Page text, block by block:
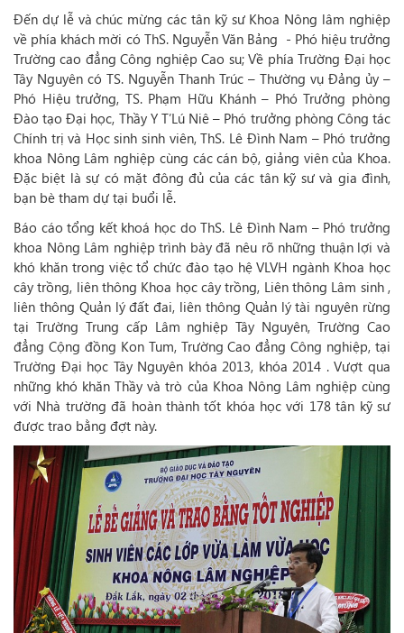
Đến dự lễ và chúc mừng các tân kỹ sư Khoa Nông lâm nghiệp
về phía khách mời có ThS. Nguyễn Văn Bảng - Phó hiệu trưởng
Trường cao đẳng Công nghiệp Cao su; Về phía Trường Đại học
Tây Nguyên có TS. Nguyễn Thanh Trúc – Thường vụ Đảng ủy –
Phó Hiệu trưởng, TS. Phạm Hữu Khánh – Phó Trưởng phòng
Đào tạo Đại học, Thầy Y T’Lú Niê – Phó trưởng phòng Công tác
Chính trị và Học sinh sinh viên, ThS. Lê Đình Nam – Phó trưởng
khoa Nông Lâm nghiệp cùng các cán bộ, giảng viên của Khoa.
Đặc biệt là sự có mặt đông đủ của các tân kỹ sư và gia đình,
bạn bè tham dự tại buổi lễ.
Báo cáo tổng kết khoá học do ThS. Lê Đình Nam – Phó trưởng
khoa Nông Lâm nghiệp trình bày đã nêu rõ những thuận lợi và
khó khăn trong việc tổ chức đào tạo hệ VLVH ngành Khoa học
cây trồng, liên thông Khoa học cây trồng, Liên thông Lâm sinh ,
liên thông Quản lý đất đai, liên thông Quản lý tài nguyên rừng
tại Trường Trung cấp Lâm nghiệp Tây Nguyên, Trường Cao
đẳng Cộng đồng Kon Tum, Trường Cao đẳng Công nghiệp, tại
Trường Đại học Tây Nguyên khóa 2013, khóa 2014 . Vượt qua
những khó khăn Thầy và trò của Khoa Nông Lâm nghiệp cùng
với Nhà trường đã hoàn thành tốt khóa học với 178 tân kỹ sư
được trao bằng đợt này.